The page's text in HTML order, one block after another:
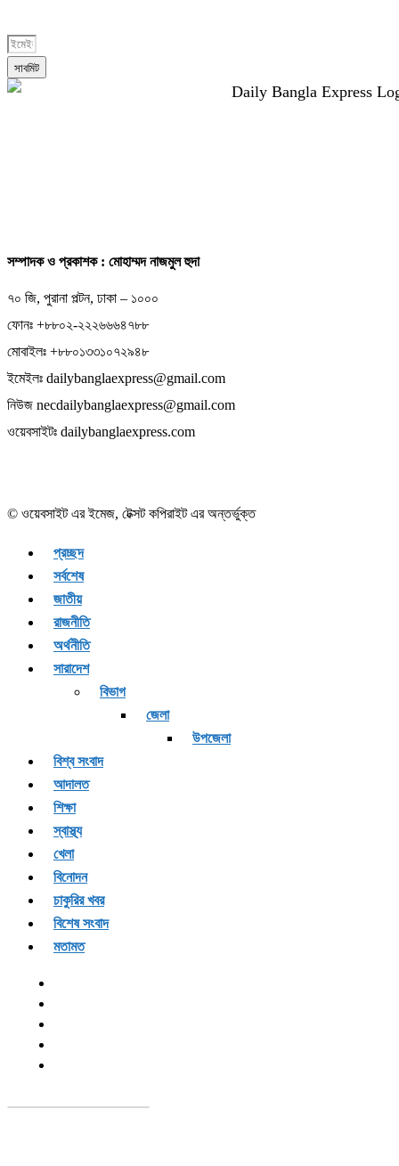
সাবমিট
সম্পাদক ও প্রকাশক : মোহাম্মদ নাজমুল হুদা
৭০ জি, পুরানা পল্টন, ঢাকা – ১০০০
ফোনঃ +৮৮০২-২২২৬৬৬৪৭৮৮
মোবাইলঃ +৮৮০১৩৩১০৭২৯৪৮
ইমেইলঃ dailybanglaexpress@gmail.com
নিউজ necdailybanglaexpress@gmail.com
ওয়েবসাইটঃ dailybanglaexpress.com
© ওয়েবসাইট এর ইমেজ, টেক্সট কপিরাইট এর অন্তর্ভুক্ত
প্রচ্ছদ
সর্বশেষ
জাতীয়
রাজনীতি
অর্থনীতি
সারাদেশ
বিভাগ
জেলা
উপজেলা
বিশ্ব সংবাদ
আদালত
শিক্ষা
স্বাস্থ্য
খেলা
বিনোদন
চাকুরির খবর
বিশেষ সংবাদ
মতামত